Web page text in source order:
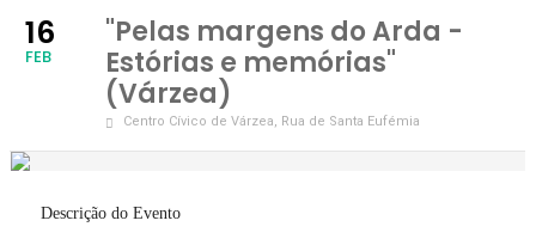
16
FEB
"Pelas margens do Arda -
Estórias e memórias"
(Várzea)
Centro Cívico de Várzea, Rua de Santa Eufémia
Descrição do Evento